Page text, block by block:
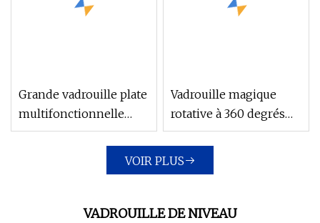
Grande vadrouille plate
multifonctionnelle
rotative à 360 degrés,
torsion manuelle en
essuie-glace TPR
Vadrouille magique
rotative à 360 degrés
pour ménage
de nettoyage de fibres,
pulvérisation
VOIR PLUS
VADROUILLE DE NIVEAU